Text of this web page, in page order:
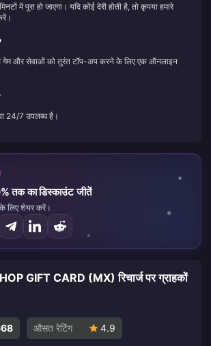
में पूरा हो जाएगा। यदि कोई देरी होती है, तो कृपया हमारे
गेम और सेवाओं को तुरंत टॉप-अप करने के लिए एक ऑनलाइन
24/7 उपलब्ध है।
तक का डिस्काउंट जीतें
लिए शेयर करें।
GIFT CARD (MX) रिचार्ज पर ग्राहकों
औसत रेटिंग 4.9